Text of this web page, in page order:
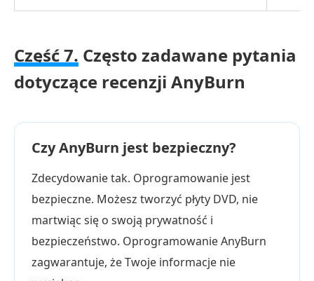
Część 7. Często zadawane pytania
dotyczące recenzji AnyBurn
Czy AnyBurn jest bezpieczny?
Zdecydowanie tak. Oprogramowanie jest
bezpieczne. Możesz tworzyć płyty DVD, nie
martwiąc się o swoją prywatność i
bezpieczeństwo. Oprogramowanie AnyBurn
zagwarantuje, że Twoje informacje nie